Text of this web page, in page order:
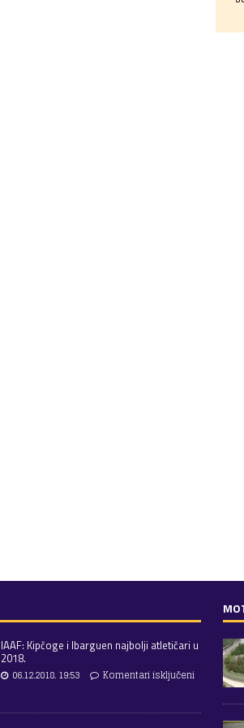
IAAF: Kipčoge i Ibarguen najbolji atletičari u
2018.
06.12.2018. 19:53
Komentari isključeni